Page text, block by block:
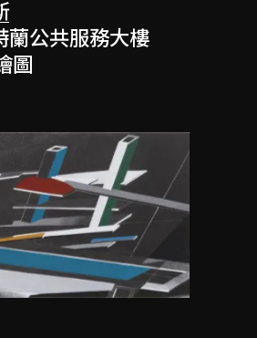
蘭公共服務大樓
圖